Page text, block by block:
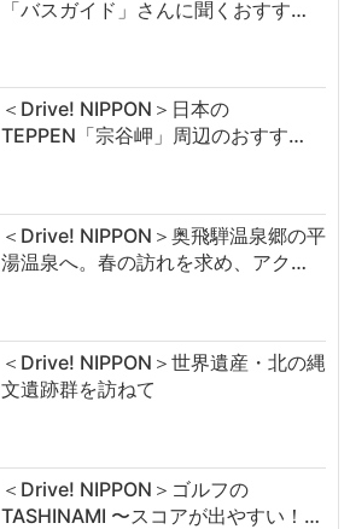
「バスガイド」さんに聞くおすす…
＜Drive! NIPPON＞日本の
TEPPEN「宗谷岬」周辺のおすす…
＜Drive! NIPPON＞奥飛騨温泉郷の平
湯温泉へ。春の訪れを求め、アク…
＜Drive! NIPPON＞世界遺産・北の縄
文遺跡群を訪ねて
＜Drive! NIPPON＞ゴルフの
TASHINAMI 〜スコアが出やすい！…